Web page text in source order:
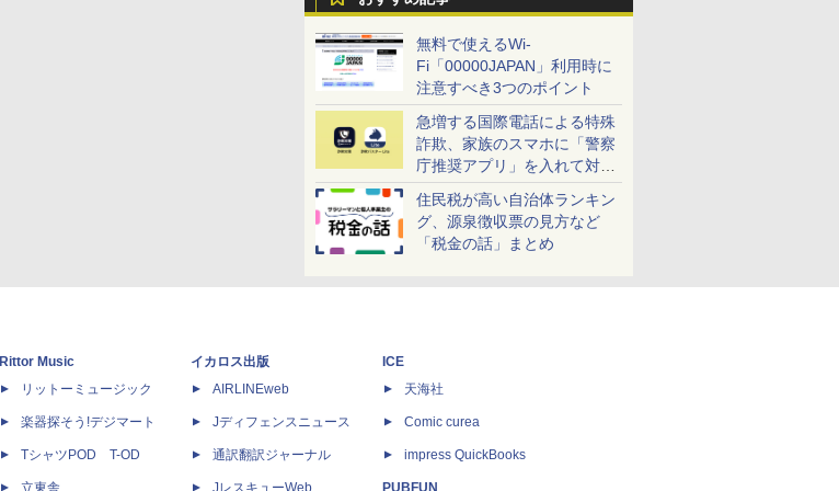
無料で使えるWi-
Fi「00000JAPAN」利用時に
注意すべき3つのポイント
急増する国際電話による特殊
詐欺、家族のスマホに「警察
庁推奨アプリ」を入れて対策
しよう！
住民税が高い自治体ランキン
グ、源泉徴収票の見方など
「税金の話」まとめ
Rittor Music
リットーミュージック
楽器探そう!デジマート
TシャツPOD T-OD
立東舎
イカロス出版
AIRLINEweb
Jディフェンスニュース
通訳翻訳ジャーナル
JレスキューWeb
ICE
天海社
Comic curea
impress QuickBooks
PUBFUN